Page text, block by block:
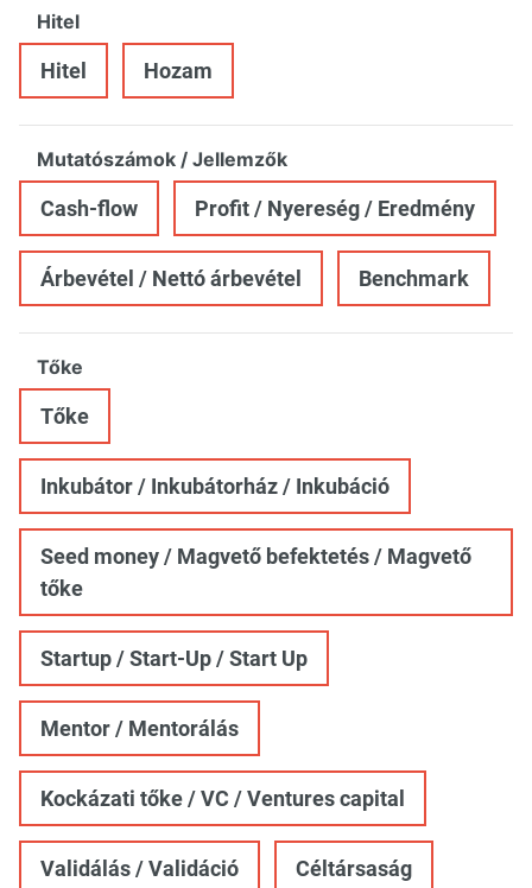
Hitel
Hitel Hozam
Mutatószámok / Jellemzők
Cash-flow Profit / Nyereség / Eredmény
Árbevétel / Nettó árbevétel Benchmark
Tőke
Tőke
Inkubátor / Inkubátorház / Inkubáció
Seed money / Magvető befektetés / Magvető
tőke
Startup / Start-Up / Start Up
Mentor / Mentorálás
Kockázati tőke / VC / Ventures capital
Validálás / Validáció Céltársaság